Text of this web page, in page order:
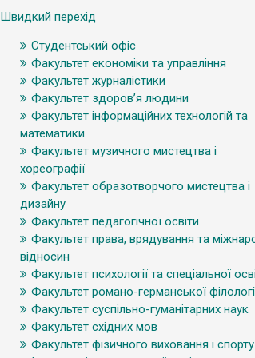
Швидкий перехід
Студентський офіс
Факультет економіки та управління
Факультет журналістики
Факультет здоров’я людини
Факультет інформаційних технологій та
математики
Факультет музичного мистецтва і
хореографії
Факультет образотворчого мистецтва і
дизайну
Факультет педагогічної освіти
Факультет права, врядування та
відносин
Факультет психології та спеціальної
Факультет романо-германської
Факультет суспільно-гуманітарних наук
Факультет східних мов
Факультет фізичного виховання і спорту